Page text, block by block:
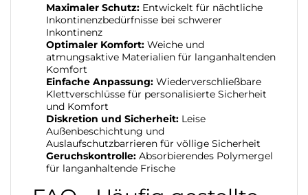
Maximaler Schutz: Entwickelt für nächtliche
Inkontinenzbedürfnisse bei schwerer
Inkontinenz
Optimaler Komfort: Weiche und
atmungsaktive Materialien für langanhaltenden
Komfort
Einfache Anpassung: Wiederverschließbare
Klettverschlüsse für personalisierte Sicherheit
und Komfort
Diskretion und Sicherheit: Leise
Außenbeschichtung und
Auslaufschutzbarrieren für völlige Sicherheit
Geruchskontrolle: Absorbierendes Polymergel
für langanhaltende Frische